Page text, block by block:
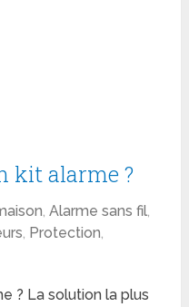
kit alarme ?
,Alarme sans fil,
, Protection,
? La solution la plus